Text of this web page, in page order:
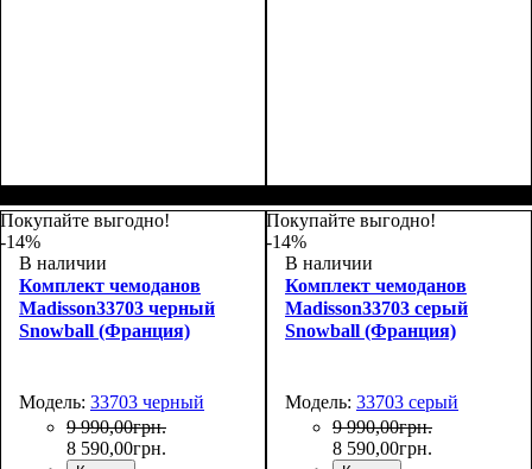
Покупайте выгодно!
-14%
В наличии
Комплект чемоданов
Madisson33703 черный
Snowball (Франция)
Модель: 33703 черный
9 990,00грн.
8 590,00грн.
Покупайте выгодно!
-14%
В наличии
Комплект чемоданов
Madisson33703 серый
Snowball (Франция)
Модель: 33703 серый
9 990,00грн.
8 590,00грн.